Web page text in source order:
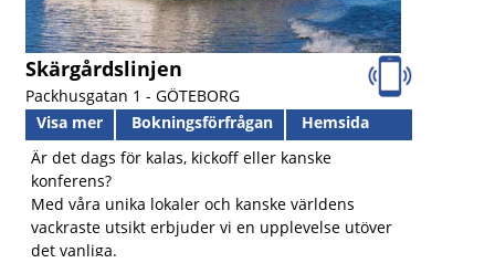
Skärgårdslinjen
Packhusgatan 1 - GÖTEBORG
Visa mer
Bokningsförfrågan
Hemsida
Är det dags för kalas, kickoff eller kanske
konferens?
Med våra unika lokaler och kanske världens
vackraste utsikt erbjuder vi en upplevelse utöver
det vanliga.